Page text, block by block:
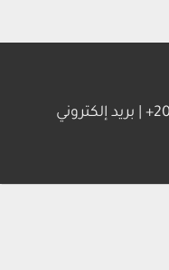
العنوان : جامعة جنوب الوادي 83523 قنا - جمهورية مصر العربية | ت: 20963211281+ | فاكس :20963211279+ | بريد إلكتروني